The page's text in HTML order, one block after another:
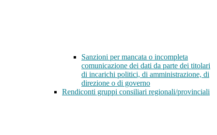
Sanzioni per mancata o incompleta
comunicazione dei dati da parte dei titolari
di incarichi politici, di amministrazione, di
direzione o di governo
Rendiconti gruppi consiliari regionali/provinciali